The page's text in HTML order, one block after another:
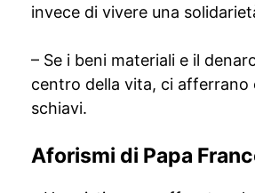
invece di vivere una
– Se i beni materiali e il
centro della vita, ci afferrano
schiavi.
Aforismi di Papa